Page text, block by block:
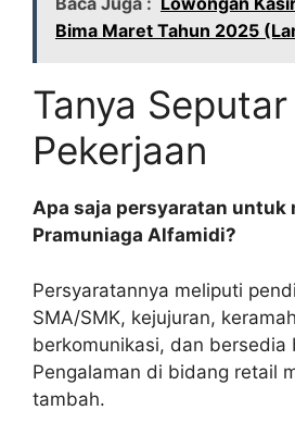
Bima Maret Tahun 2025
Tanya Seputar
Pekerjaan
Apa saja persyaratan untuk
Pramuniaga Alfamidi?
Persyaratannya meliputi
SMA/SMK, kejujuran,
berkomunikasi, dan bersedia
Pengalaman di bidang retail
tambah.